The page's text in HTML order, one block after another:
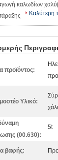
καλωδίων
Καλύτερη
προϊόντος:
Υλικό:
(00.630):
5t
βαφής: